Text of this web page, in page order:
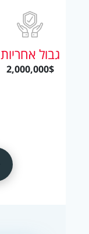
גבול אחריות
2,000,000$